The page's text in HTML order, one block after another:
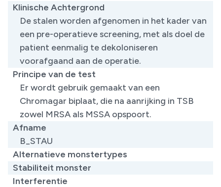
Klinische Achtergrond
De stalen worden afgenomen in het kader van
een pre-operatieve screening, met als doel de
patient eenmalig te dekoloniseren
voorafgaand aan de operatie. ​
Principe van de test
Er wordt gebruik gemaakt van een
Chromagar biplaat, die na aanrijking in TSB
zowel MRSA als MSSA opspoort. ​
Afname
B_STAU
Alternatieve monstertypes
Stabiliteit monster
Interferentie